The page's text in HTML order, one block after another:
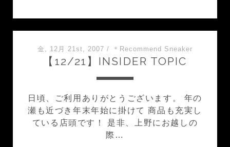
金, 12月 21st, 2007 / ＊Recommend Sneaker
【12/21】INSIDER TOPIC
日頃、ご利用ありがとうございます。 年の
瀬も近づき年末年始に掛けて 商品も充実し
ている店頭です！ 是非、上野にお越しの
際…